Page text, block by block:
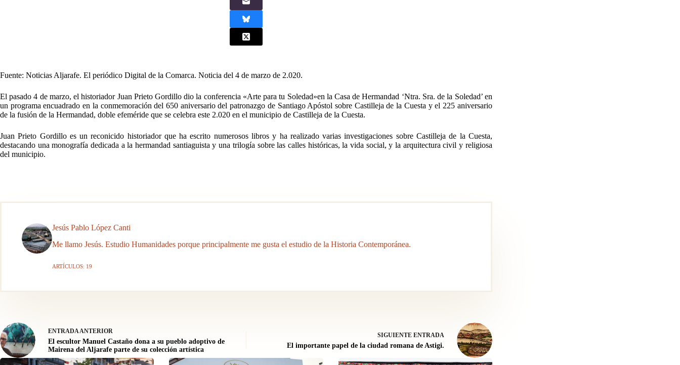
Fuente: Noticias Aljarafe. El periódico Digital de la Comarca. Noticia del 4 de marzo de 2.020.
El pasado 4 de marzo, el historiador Juan Prieto Gordillo dio la conferencia «Arte para tu Soledad»en la Casa de Hermandad ‘Ntra. Sra. de la Soledad’ en
un programa encuadrado en la conmemoración del 650 aniversario del patronazgo de Santiago Apóstol sobre Castilleja de la Cuesta y el 225 aniversario
de la fusión de la Hermandad, doble efeméride que se celebra este 2.020 en el municipio de Castilleja de la Cuesta.
Juan Prieto Gordillo es un reconicido historiador que ha escrito numerosos libros y ha realizado varias investigaciones sobre Castilleja de la Cuesta,
destacando una monografía dedicada a la hermandad santiaguista y una trilogía sobre las calles históricas, la vida social, y la arquitectura civil y religiosa
del municipio.
Jesús Pablo López Canti
Me llamo Jesús. Estudio Humanidades porque principalmente me gusta el estudio de la Historia Contemporánea.
ARTÍCULOS: 19
ENTRADAANTERIOR
El escultor Manuel Castaño dona a su pueblo adoptivo de
Mairena del Aljarafe parte de su colección artística
SIGUIENTE ENTRADA
El importante papel de la ciudad romana de Astigi.